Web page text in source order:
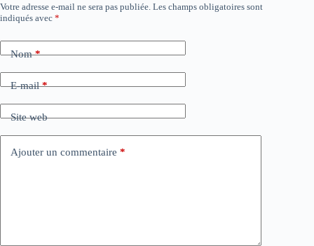
Votre adresse e-mail ne sera pas publiée. Les champs obligatoires sont
indiqués avec *
Nom*
E-mail*
Site web
Ajouter un commentaire *